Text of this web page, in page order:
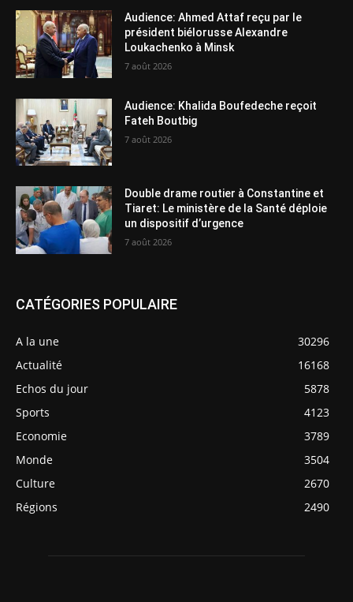
Audience: Ahmed Attaf reçu par le
président biélorusse Alexandre
Loukachenko à Minsk
7 août 2026
Audience: Khalida Boufedeche reçoit
Fateh Boutbig
7 août 2026
Double drame routier à Constantine et
Tiaret: Le ministère de la Santé déploie
un dispositif d’urgence
7 août 2026
CATÉGORIES POPULAIRE
A la une
30296
Actualité
16168
Echos du jour
5878
Sports
4123
Economie
3789
Monde
3504
Culture
2670
Régions
2490